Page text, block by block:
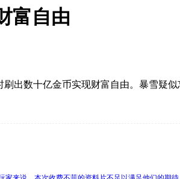
富自由
出数十亿金币实现财富自由。暴雪疑